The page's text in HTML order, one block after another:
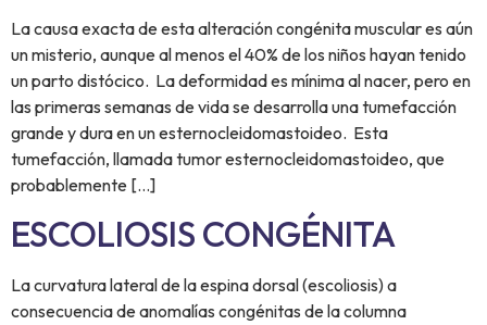
La causa exacta de esta alteración congénita muscular es aún
un misterio, aunque al menos el 40% de los niños hayan tenido
un parto distócico. La deformidad es mínima al nacer, pero en
las primeras semanas de vida se desarrolla una tumefacción
grande y dura en un esternocleidomastoideo. Esta
tumefacción, llamada tumor esternocleidomastoideo, que
probablemente […]
ESCOLIOSIS CONGÉNITA
La curvatura lateral de la espina dorsal (escoliosis) a
consecuencia de anomalías congénitas de la columna